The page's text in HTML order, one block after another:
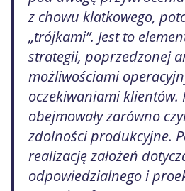
z chowu klatkowego,
„trójkami”. Jest to
strategii, poprzedzonej
możliwościami
oczekiwaniami klientów.
obejmowały zarówno
zdolności produkcyjne.
realizację założeń
odpowiedzialnego i